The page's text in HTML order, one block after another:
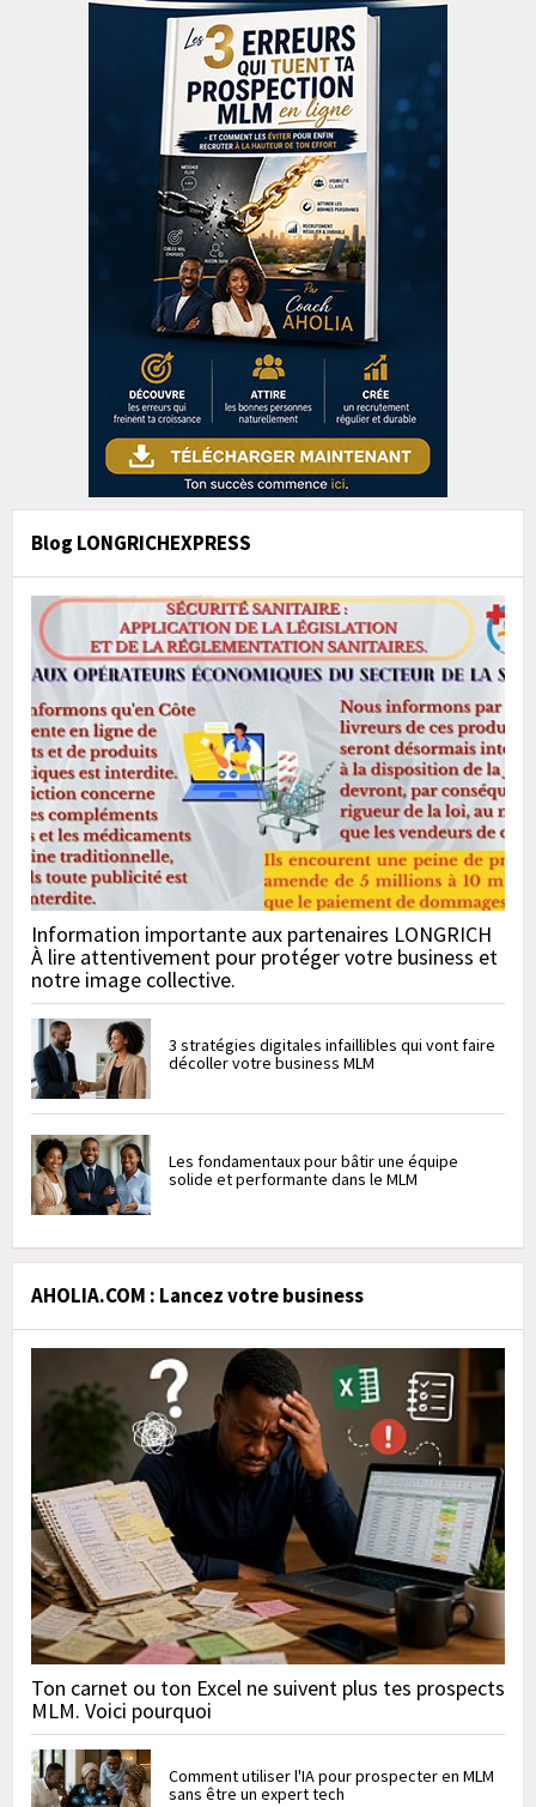
Blog LONGRICHEXPRESS
Information importante aux partenaires LONGRICH
À lire attentivement pour protéger votre business et
notre image collective.
3 stratégies digitales infaillibles qui vont faire
décoller votre business MLM
Les fondamentaux pour bâtir une équipe
solide et performante dans le MLM
AHOLIA.COM : Lancez votre business
Ton carnet ou ton Excel ne suivent plus tes prospects
MLM. Voici pourquoi
Comment utiliser l'IA pour prospecter en MLM
sans être un expert tech